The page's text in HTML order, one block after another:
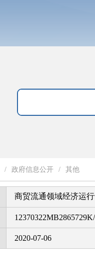
/ 政府信息公开 / 其他
商贸流通领域经济运
2020-07-06